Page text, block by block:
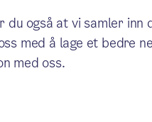
ut av
egen
også at vi samler inn
med å lage et bedre
med oss.